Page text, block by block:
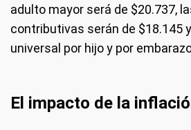
adulto mayor será de $20.737,
contributivas serán de $18.145
universal por hijo y por
El impacto de la